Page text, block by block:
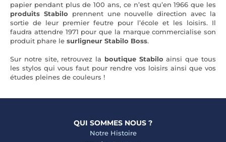
papier pendant plus de 100 ans, ce n’est qu’en 1966 que les
produits Stabilo prennent une nouvelle direction avec la
sortie de leur premier feutre pour l’école et les loisirs. Il
faudra attendre 1971 pour que la marque commercialise son
produit phare le surligneur Stabilo Boss.
Sur notre site, retrouvez la boutique Stabilo ainsi que tous
les stylos qui vous faut pour rendre vos loisirs ainsi que vos
études pleines de couleurs !
QUI SOMMES NOUS ?
Notre Histoire